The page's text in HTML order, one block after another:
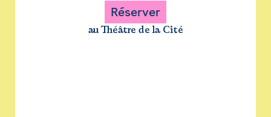
Réserver
au Théâtre de la Cité